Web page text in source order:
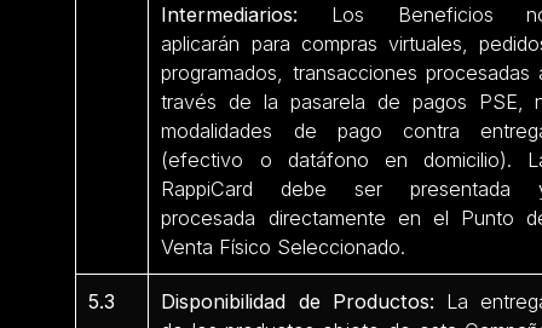
Intermediarios: Los Beneficios
aplicarán para compras virtuales,
programados, transacciones procesadas
través de la pasarela de pagos PSE,
modalidades de pago contra
(efectivo o datáfono en domicilio).
RappiCard debe ser presentada
procesada directamente en el Punto
Venta Físico Seleccionado.
5.3 Disponibilidad de Productos: La